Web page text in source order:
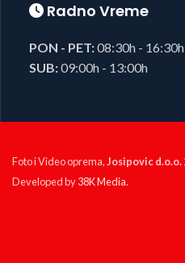
Radno Vreme
PON - PET:08:30h - 16:30h
SUB:09:00h - 13:00h
Foto i Video oprema,Josipovic d.o.o.
Developed by38K Media.